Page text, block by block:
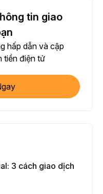
tin giao
hấp dẫn và cập
tiền điện tử
3 cách giao dịch